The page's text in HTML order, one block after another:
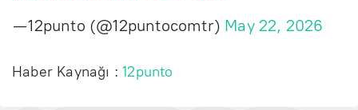
— 12punto (@12puntocomtr) May 22, 2026
Haber Kaynağı :12punto